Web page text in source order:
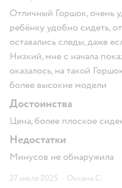
Отличный Горшок, очень
ребёнку удобно сидеть,
оставались следы, даже
Низкий, мне с начала
оказалось, на такой
более высокие модели
Достоинства
Цена, более плоское
Недостатки
Минусов не обнаружила
27 июля 2025 · Оксана С.